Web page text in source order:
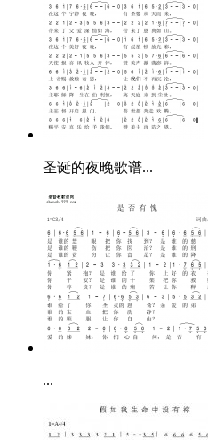
圣诞的夜晚歌谱...
...